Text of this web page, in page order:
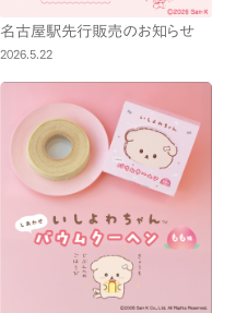
名古屋駅先行販売のお知らせ
2026.5.22